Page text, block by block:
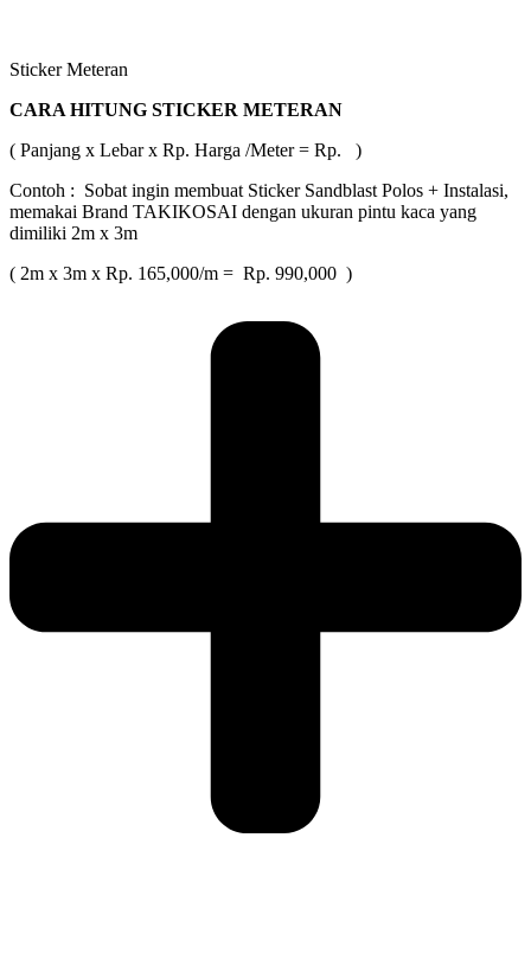
Sticker Meteran
CARA HITUNG STICKER METERAN
( Panjang x Lebar x Rp. Harga /Meter = Rp. )
Contoh : Sobat ingin membuat Sticker Sandblast Polos + Instalasi,
memakai Brand TAKIKOSAI dengan ukuran pintu kaca yang
dimiliki 2m x 3m
( 2m x 3m x Rp. 165,000/m = Rp. 990,000 )